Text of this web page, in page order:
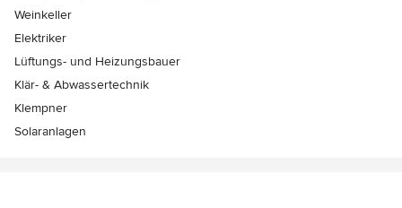
Weinkeller
Elektriker
Lüftungs- und Heizungsbauer
Klär- & Abwassertechnik
Klempner
Solaranlagen